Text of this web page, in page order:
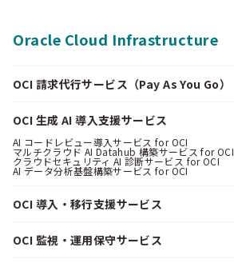
Oracle Cloud Infrastructure
OCI 請求代行サービス（Pay As You Go）
OCI 生成 AI 導入支援サービス
AI コードレビュー導入サービス for OCI
マルチクラウド AI Datahub 構築サービス for OCI
クラウドセキュリティ AI 診断サービス for OCI
AI データ分析基盤構築サービス for OCI
OCI 導入・移行支援サービス
OCI 監視・運用保守サービス